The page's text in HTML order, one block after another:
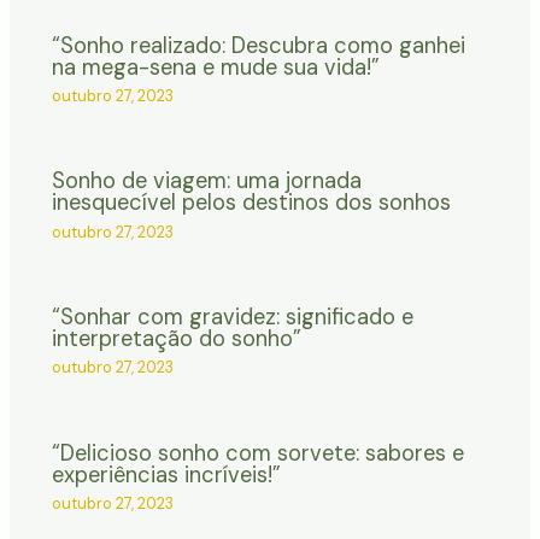
“Sonho realizado: Descubra como ganhei
na mega-sena e mude sua vida!”
outubro 27, 2023
Sonho de viagem: uma jornada
inesquecível pelos destinos dos sonhos
outubro 27, 2023
“Sonhar com gravidez: significado e
interpretação do sonho”
outubro 27, 2023
“Delicioso sonho com sorvete: sabores e
experiências incríveis!”
outubro 27, 2023